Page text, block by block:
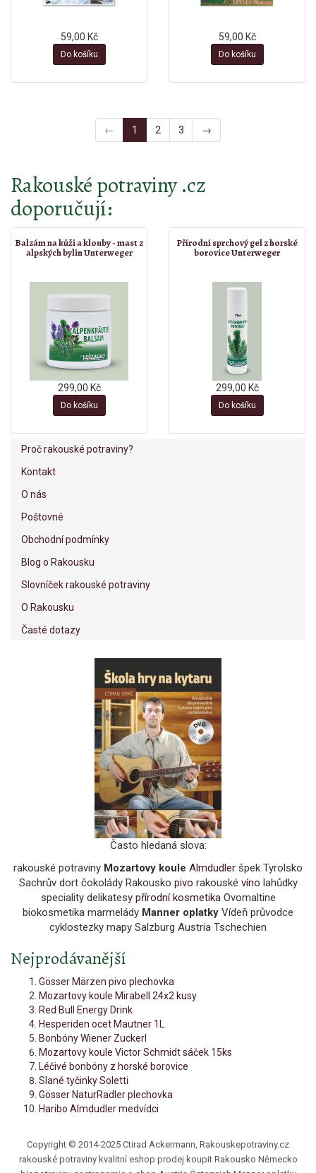
59,00 Kč
Do košíku
59,00 Kč
Do košíku
← 1 2 3 →
Rakouské potraviny .cz
doporučují:
Balzám na kůži a klouby - mast z
alpských bylin Unterweger
299,00 Kč
Do košíku
Přírodní sprchový gel z horské
borovice Unterweger
299,00 Kč
Do košíku
Proč rakouské potraviny?
Kontakt
O nás
Poštovné
Obchodní podmínky
Blog o Rakousku
Slovníček rakouské potraviny
O Rakousku
Časté dotazy
Často hledaná slova:
rakouské potraviny Mozartovy koule Almdudler špek Tyrolsko
Sachrův dort čokolády Rakousko pivo rakouské víno lahůdky
speciality delikatesy přírodní kosmetikaOvomaltine
biokosmetika marmelády Manner oplatky Vídeň průvodce
cyklostezky mapy Salzburg Austria Tschechien
Nejprodávanější
Gösser Märzen pivo plechovka
Mozartovy koule Mirabell 24x2 kusy
Red Bull Energy Drink
Hesperiden ocet Mautner 1L
Bonbóny Wiener Zuckerl
Mozartovy koule Victor Schmidt sáček 15ks
Léčivé bonbóny z horské borovice
Slané tyčinky Soletti
Gösser NaturRadler plechovka
Haribo Almdudler medvídci
Copyright © 2014-2025 Ctirad Ackermann, Rakouskepotraviny.cz
rakouské potraviny kvalitní eshop prodej koupit Rakousko Německo